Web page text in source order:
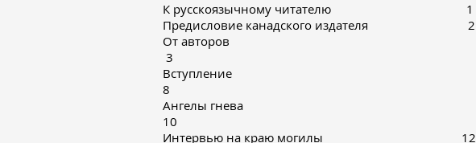
К русскоязычному читателю 1
Предисловие канадского издателя 2
От авторов
3
Вступление
8
Ангелы гнева
10
Интервью на краю могилы 12